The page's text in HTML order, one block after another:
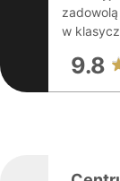
w
9.8